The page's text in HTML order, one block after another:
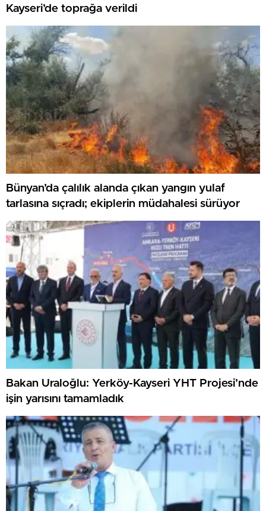
Kayseri’de toprağa verildi
Bünyan’da çalılık alanda çıkan yangın yulaf
tarlasına sıçradı; ekiplerin müdahalesi sürüyor
Bakan Uraloğlu: Yerköy-Kayseri YHT Projesi’nde
işin yarısını tamamladık